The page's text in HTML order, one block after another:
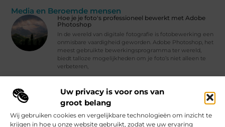
Uw privacy is voor ons van
groot belang
Wij gebruiken cookies en vergelijkbare technologieën om inzicht te
krijgen in hoe u onze website gebruikt, zodat we uw ervaring
Media en Beroemde mensen
Hoe je je foto's professioneel bewerkt met Adobe
Photoshop
In de wereld van digitale fotografie is fotobewerking een
onmisbare vaardigheid geworden. Adobe Photoshop, het
meest gebruikte bewerkingsprogramma ter wereld,
biedt talloze mogelijkheden om je foto’s niet alleen te
verbeteren,
Vind Ons Hier :